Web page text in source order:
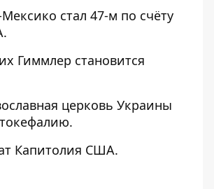
стал 47-м по счёту
Гиммлер становится
церковь Украины
Капитолия США.